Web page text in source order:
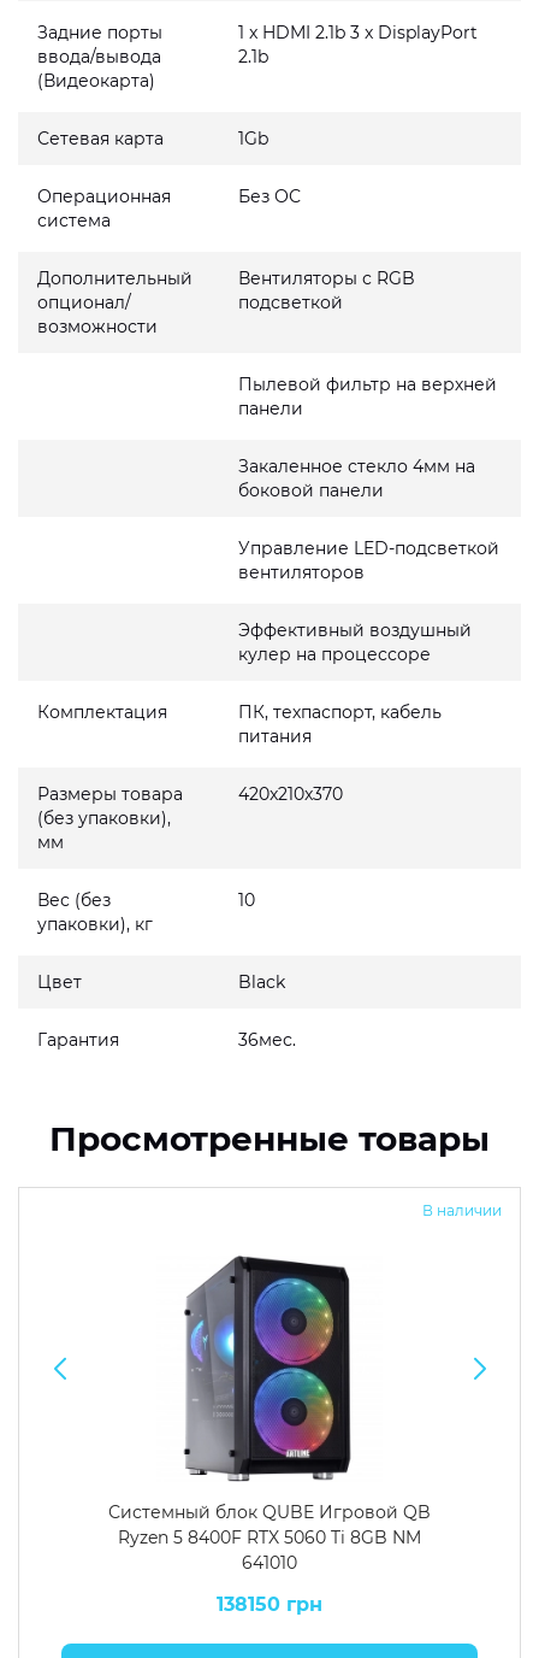
Задние порты
ввода/вывода
(Видеокарта)
1 x HDMI 2.1b 3 x DisplayPort
2.1b
Сетевая карта 1Gb
Операционная
система
Без ОС
Дополнительный
опционал/
возможности
Вентиляторы с RGB
подсветкой
Пылевой фильтр на верхней
панели
Закаленное стекло 4мм на
боковой панели
Управление LED-подсветкой
вентиляторов
Эффективный воздушный
кулер на процессоре
Комплектация
ПК, техпаспорт, кабель
питания
Размеры товара
(без упаковки),
мм
420x210x370
Вес (без
упаковки), кг
10
Цвет Black
Гарантия 36мес.
Просмотренные товары
В наличии
Системный блок QUBE Игровой QB
Ryzen 5 8400F RTX 5060 Ti 8GB NM
641010
138150 грн